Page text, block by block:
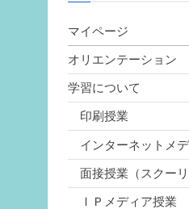
マイページ
オリエンテーション
学習について
印刷授業
インターネットメ
面接授業（スクーリ
ＩＰメディア授業